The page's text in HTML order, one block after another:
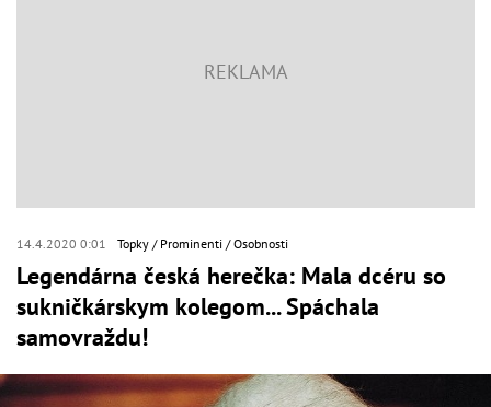
14.4.2020 0:01 Topky Prominenti Osobnosti
Legendárna česká herečka: Mala dcéru so
sukničkárskym kolegom... Spáchala
samovraždu!